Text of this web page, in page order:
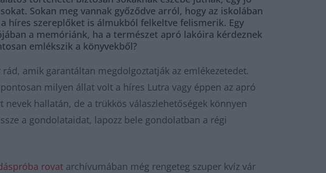
Sokan meg vannak győződve arról, hogy az iskolában
híres szereplőket is álmukból felkeltve felismerik. Egy
a memóriánk, ha a természet apró lakóira kérdeznek
emlékszik a könyvekből?
amik garantáltan megdolgoztatják az emlékezetedet.
milyen állat volt a híres Lutra vagy éppen az apró
hallatán, de a trükkös válaszlehetőségek könnyen
a gondolataidat, lapozz bele gondolatban a régi
rovat archívumában még rengeteg szuper kvíz vár